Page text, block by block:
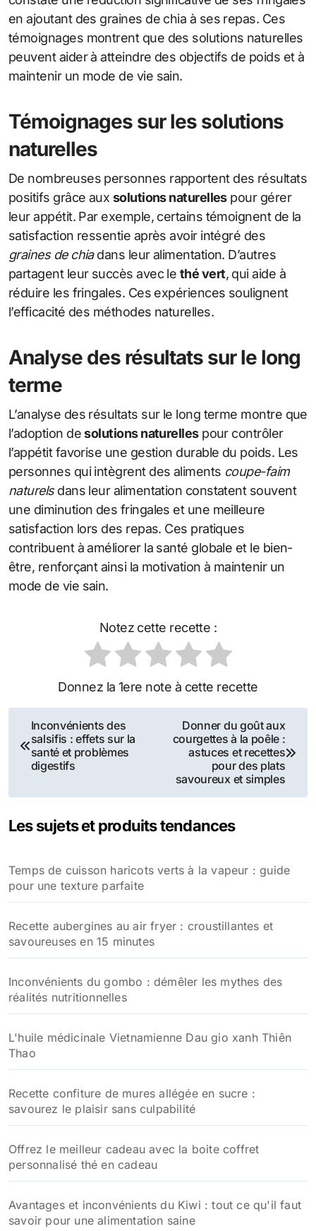
en ajoutant des graines de chia à ses repas. Ces
témoignages montrent que des solutions naturelles
peuvent aider à atteindre des objectifs de poids et à
maintenir un mode de vie sain.
Témoignages sur les solutions
naturelles
De nombreuses personnes rapportent des résultats
positifs grâce aux solutions naturellespour gérer
leur appétit. Par exemple, certains témoignent de la
satisfaction ressentie après avoir intégré des
graines de chiadans leur alimentation. D’autres
partagent leur succès avec le thé vert, qui aide à
réduire les fringales. Ces expériences soulignent
l’efficacité des méthodes naturelles.
Analyse des résultats sur le long
terme
L’analyse des résultats sur le long terme montre que
l’adoption desolutions naturellespour contrôler
l’appétit favorise une gestion durable du poids. Les
personnes qui intègrent des aliments coupe-faim
naturelsdans leur alimentation constatent souvent
une diminution des fringales et une meilleure
satisfaction lors des repas. Ces pratiques
contribuent à améliorer la santé globale et le bien-
être, renforçant ainsi la motivation à maintenir un
mode de vie sain.
Notez cette recette :
Donnez la 1ere note à cette recette
Navigation
de
Inconvénients des
salsifis : effets sur la
santé et problèmes
digestifs
Donner du goût aux
courgettes à la poêle :
astuces et recettes
pour des plats
savoureux et simples
Les sujets et produits tendances
Temps de cuisson haricots verts à la vapeur : guide
pour une texture parfaite
Recette aubergines au air fryer : croustillantes et
savoureuses en 15 minutes
Inconvénients du gombo : démêler les mythes des
réalités nutritionnelles
L'huile médicinale Vietnamienne Dau gio xanh Thiên
Thao
Recette confiture de mures allégée en sucre :
savourez le plaisir sans culpabilité
Offrez le meilleur cadeau avec la boite coffret
personnalisé thé en cadeau
Avantages et inconvénients du Kiwi : tout ce qu'il faut
savoir pour une alimentation saine